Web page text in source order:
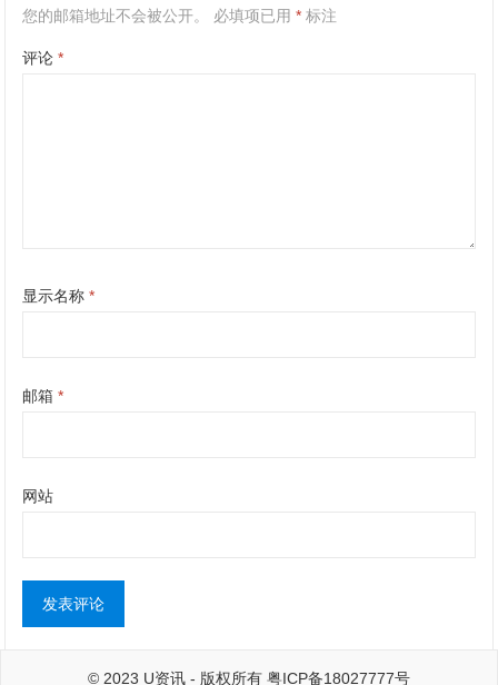
您的邮箱地址不会被公开。 必填项已用* 标注
评论*
显示名称*
邮箱*
网站
© 2023 U资讯 - 版权所有 粤ICP备18027777号